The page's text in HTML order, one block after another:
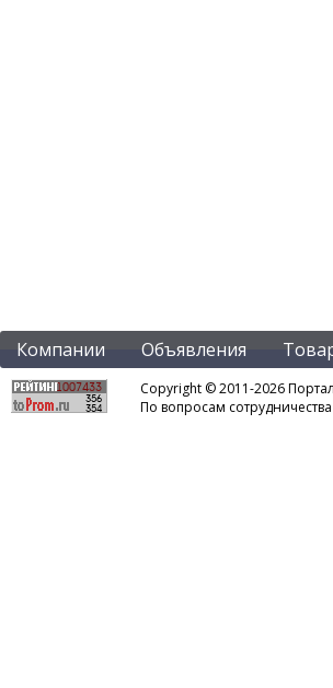
Компании Объявления
Copyright © 2011-2026
По вопросам